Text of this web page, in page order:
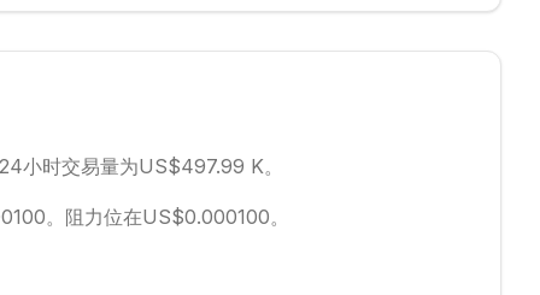
小时交易量为US$497.99 K。
。 阻力位在US$0.000100。